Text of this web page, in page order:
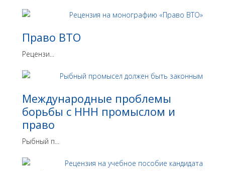
Право ВТО
Рецензи...
Международные проблемы
борьбы с ННН промыслом и
право
Рыбный п...